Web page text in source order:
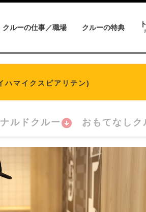
クルーの仕事／職場 クルーの特典
ハマイクスピアリテン)
ルドクルー おもてなしク